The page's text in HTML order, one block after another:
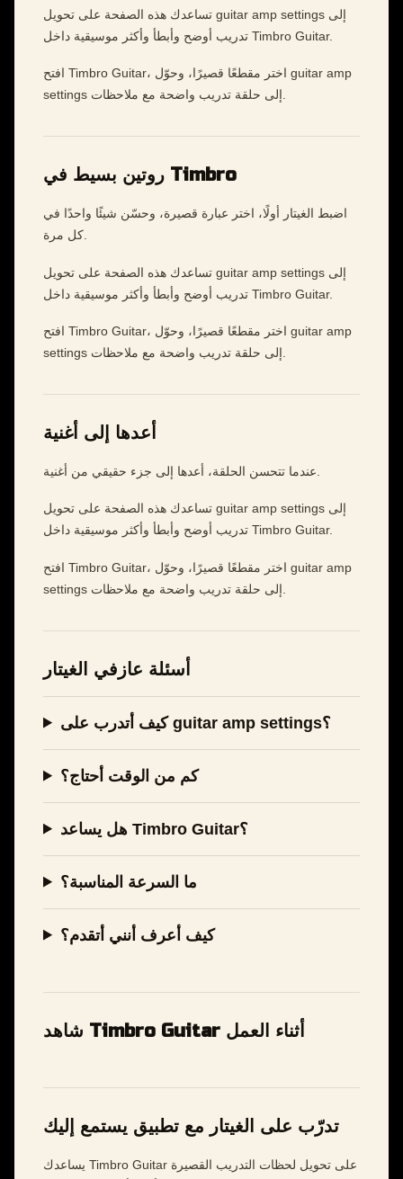
تساعدك هذه الصفحة على تحويل guitar amp settings إلى
تدريب أوضح وأبطأ وأكثر موسيقية داخل Timbro Guitar.
افتح Timbro Guitar، اختر مقطعًا قصيرًا، وحوّل guitar amp
settings إلى حلقة تدريب واضحة مع ملاحظات.
روتين بسيط في Timbro
اضبط الغيتار أولًا، اختر عبارة قصيرة، وحسّن شيئًا واحدًا في
تساعدك هذه الصفحة على تحويل guitar amp settings إلى
تدريب أوضح وأبطأ وأكثر موسيقية داخل Timbro Guitar.
افتح Timbro Guitar، اختر مقطعًا قصيرًا، وحوّل guitar amp
settings إلى حلقة تدريب واضحة مع ملاحظات.
أعدها إلى أغنية
تساعدك هذه الصفحة على تحويل guitar amp settings إلى
تدريب أوضح وأبطأ وأكثر موسيقية داخل Timbro Guitar.
افتح Timbro Guitar، اختر مقطعًا قصيرًا، وحوّل guitar amp
أسئلة عازفي الغيتار
كيف أتدرب على guitar amp settings؟
كم من الوقت أحتاج؟
هل يساعد Timbro Guitar؟
ما السرعة المناسبة؟
كيف أعرف أنني أتقدم؟
شاهد Timbro Guitar أثناء العمل
تدرّب على الغيتار مع تطبيق يستمع إليك
يساعدك Timbro Guitar على تحويل لحظات التدريب القصيرة